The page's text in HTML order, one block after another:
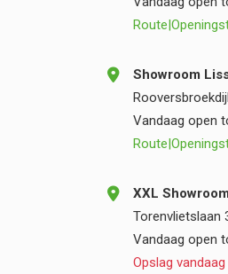
Route|
Showroom
Vandaag open
Route|
XXL
Torenvlietslaan
Vandaag open
Opslag